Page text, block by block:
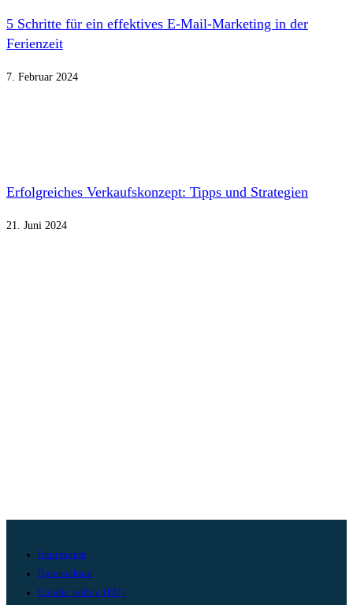
5 Schritte für ein effektives E-Mail-Marketing in der
Ferienzeit
7. Februar 2024
Erfolgreiches Verkaufskonzept: Tipps und Strategien
21. Juni 2024
Impressum
Datenschutz
Cookie policy (EU)